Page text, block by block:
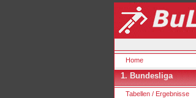
Home
1. Bundesliga
Tabellen / Ergebnisse